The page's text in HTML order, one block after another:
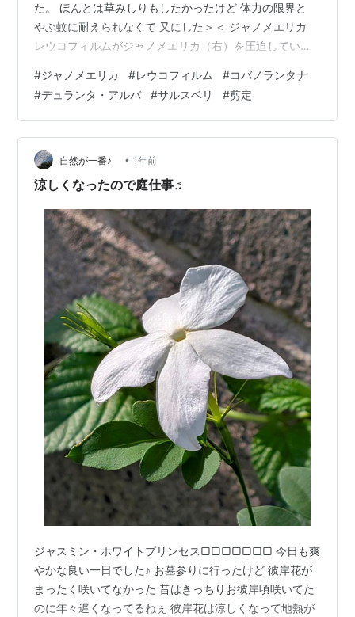
た。 ほんとは草みしりもしたかったけど 体力の限界と
やぶ蚊に耐えられなくて 又にした＞＜ ジャノメエリカ
レウコフィルムがジャノメエリカ（右）を圧迫している
白っぽい で よく見たらもう花芽がいっぱ出てて さらに
よく見たらひとつだけもう開花してた＠＠ はっや～～～
＾＾ これは早急に日当たりよくノビノビさせてあげなく
てはと 重い腰をあげ 剪定することにしたのだった＾ｍ＾
まずは表から レウコフィルムとコバノランタナを ガンガ
ン切った be…
#ジャノメエリカ #レウコフィルム #コバノランタナ
#デュランタ・アルバ #サルスベリ #剪定
自然が一番♪ • 1年前
涼しくなったので庭仕事♬
ジャスミン・ホワイトプリンセス▢▢▢▢▢▢▢ 今日も爽
やかな良い一日でした♪ お墓参りに行ったけど 彼岸花が
まったく咲いてなかった 昔はきっちりお彼岸頃咲いてた
のに年々遅くなってるねぇ 彼岸花は涼しくなって地熱が